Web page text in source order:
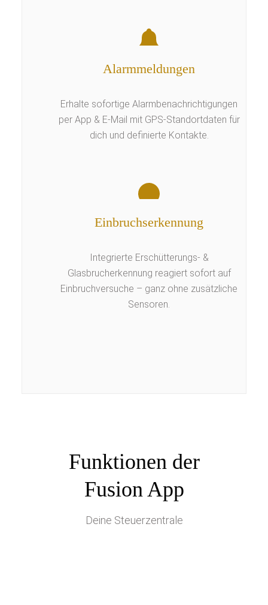
Alarmmeldungen
Erhalte sofortige Alarmbenachrichtigungen
per App & E-Mail mit GPS-Standortdaten für
dich und definierte Kontakte.
Einbruchserkennung
Integrierte Erschütterungs- &
Glasbrucherkennung reagiert sofort auf
Einbruchversuche – ganz ohne zusätzliche
Sensoren.
Funktionen der
Fusion App
Deine Steuerzentrale